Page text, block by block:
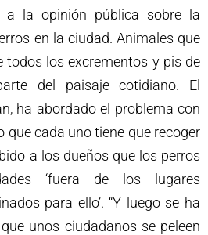
a la opinión pública sobre la
en la ciudad. Animales que
todos los excrementos y pis de
del paisaje cotidiano. El
ha abordado el problema con
que cada uno tiene que recoger
a los dueños que los perros
‘fuera de los lugares
para ello’. “Y luego se ha
unos ciudadanos se peleen